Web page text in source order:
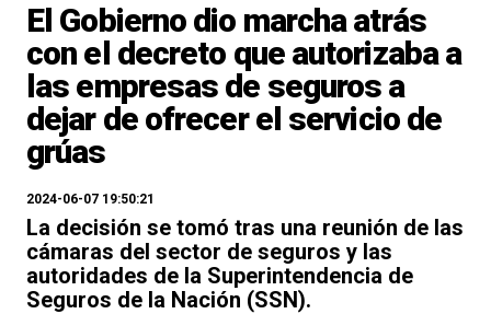
El Gobierno dio marcha atrás
con el decreto que autorizaba a
las empresas de seguros a
dejar de ofrecer el servicio de
grúas
2024-06-07 19:50:21
La decisión se tomó tras una reunión de las
cámaras del sector de seguros y las
autoridades de la Superintendencia de
Seguros de la Nación (SSN).